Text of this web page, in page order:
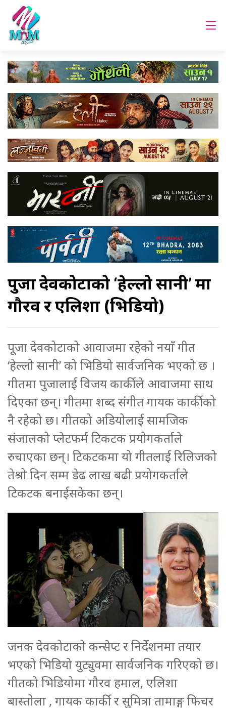
पुजा देवकोटाको ‘हेल्लो सानी’ मा
गौरव र एलिशा (भिडियो)
पूजा देवकोटाको आवाजमा रहेको नयाँ गीत
‘हेल्लो सानी’ को भिडियो सार्वजनिक भएको छ ।
गीतमा पुजालाई विजय कार्कीले आवाजमा साथ
दिएका छन्। गीतमा शब्द संगीत गायक कार्कीको
नै रहेको छ। गीतको अडियोलाई सामजिक
संजालको प्लेटफर्म टिकटक प्रयोगकर्ताले
रुचाएका छन्। टिकटकमा यो गीतलाई रिलिजको
तेश्रो दिन सम्म डेढ लाख बढी प्रयोगकर्ताले
टिकटक बनाईसकेका छन्।
जनक देवकोटाको कन्सेप्ट र निर्देशनमा तयार
भएको भिडियो युट्युवमा सार्वजनिक गरिएको छ।
गीतको भिडियोमा गौरव हमाल, एलिशा
बास्तोला , गायक कार्की र सुमित्रा तामाङ्ग फिचर